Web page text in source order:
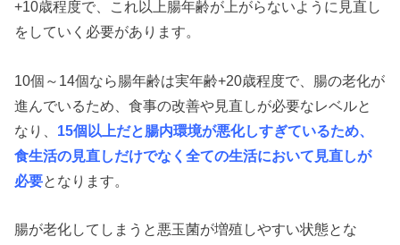
+10歳程度で、これ以上腸年齢が上がらないように見直し
をしていく必要があります。
10個～14個なら腸年齢は実年齢+20歳程度で、腸の老化が
進んでいるため、食事の改善や見直しが必要なレベルと
なり、 15個以上だと腸内環境が悪化しすぎているため、
食生活の見直しだけでなく全ての生活において見直しが
必要となります。
腸が老化してしまうと悪玉菌が増殖しやすい状態とな